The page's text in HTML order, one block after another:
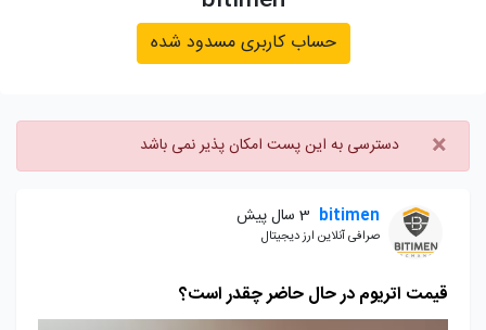
حساب کاربری مسدود شده
× دسترسی به این پست امکان پذیر نمی باشد
bitimen 3 سال پیش
صرافی آنلاین ارز دیجیتال
قیمت اتریوم در حال حاضر چقدر است؟